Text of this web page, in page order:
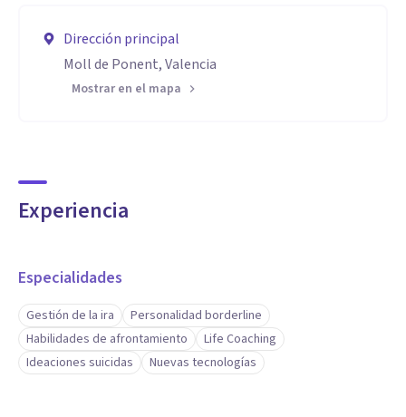
Dirección principal
Moll de Ponent, Valencia
Mostrar en el mapa
Experiencia
Especialidades
Gestión de la ira
Personalidad borderline
Habilidades de afrontamiento
Life Coaching
Ideaciones suicidas
Nuevas tecnologías